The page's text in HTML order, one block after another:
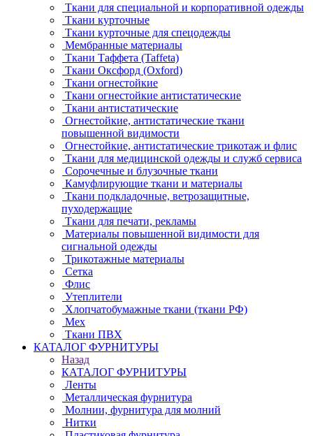
Ткани для специальной и корпоративной одежды
Ткани курточные
Ткани курточные для спецодежды
Мембранные материалы
Ткани Таффета (Taffeta)
Ткани Оксфорд (Oxford)
Ткани огнестойкие
Ткани огнестойкие антистатические
Ткани антистатические
Огнестойкие, антистатические ткани
повышенной видимости
Огнестойкие, антистатические трикотаж и флис
Ткани для медицинской одежды и служб сервиса
Сорочечные и блузочные ткани
Камуфлирующие ткани и материалы
Ткани подкладочные, ветрозащитные,
пуходержащие
Ткани для печати, рекламы
Материалы повышенной видимости для
сигнальной одежды
Трикотажные материалы
Сетка
Флис
Утеплители
Хлопчатобумажные ткани (ткани РФ)
Мех
Ткани ПВХ
КАТАЛОГ ФУРНИТУРЫ
Назад
КАТАЛОГ ФУРНИТУРЫ
Ленты
Металлическая фурнитура
Молнии, фурнитура для молний
Нитки